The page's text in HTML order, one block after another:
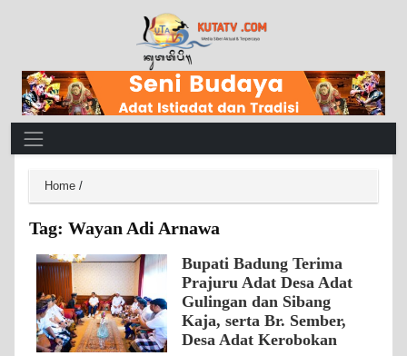
Main Navigation
Home /
Tag: Wayan Adi Arnawa
Bupati Badung Terima
Prajuru Adat Desa Adat
Gulingan dan Sibang
Kaja, serta Br. Sember,
Desa Adat Kerobokan